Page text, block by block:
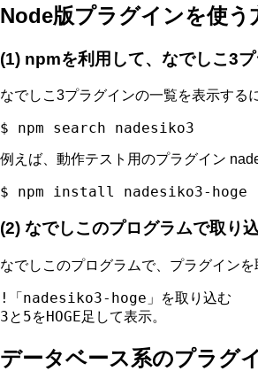
Node版プラグインを使う
(1) npmを利用して、なでしこ3
なでしこ3プラグインの一覧を表示する
例えば、動作テスト用のプラグイン
(2) なでしこのプログラムで取り
なでしこのプログラムで、プラグイン
!「nadesiko3-hoge」を取り込む
データベース系のプラグ